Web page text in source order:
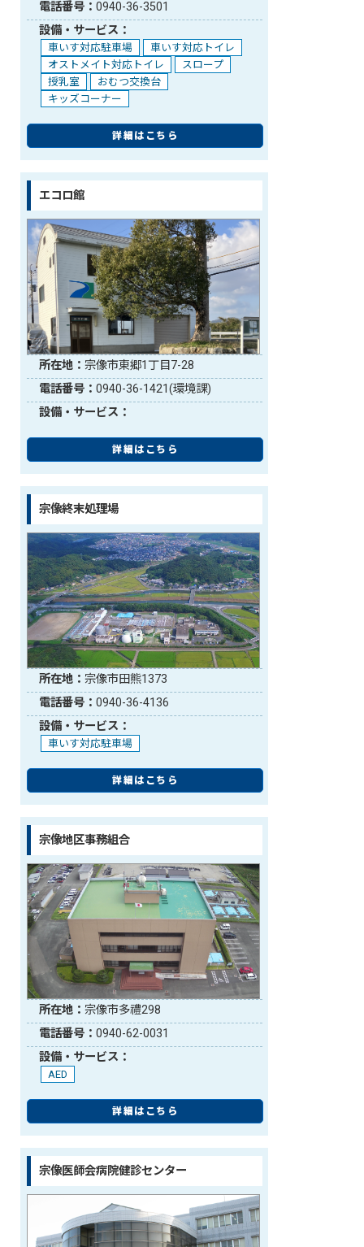
電話番号：0940-36-3501
設備・サービス：
車いす対応駐車場
車いす対応トイレ
オストメイト対応トイレ
スロープ
授乳室
おむつ交換台
キッズコーナー
詳細はこちら
エコロ館
所在地：宗像市東郷1丁目7-28
電話番号：0940-36-1421(環境課)
設備・サービス：
詳細はこちら
宗像終末処理場
所在地：宗像市田熊1373
電話番号：0940-36-4136
設備・サービス：
車いす対応駐車場
詳細はこちら
宗像地区事務組合
所在地：宗像市多禮298
電話番号：0940-62-0031
設備・サービス：
AED
詳細はこちら
宗像医師会病院健診センター